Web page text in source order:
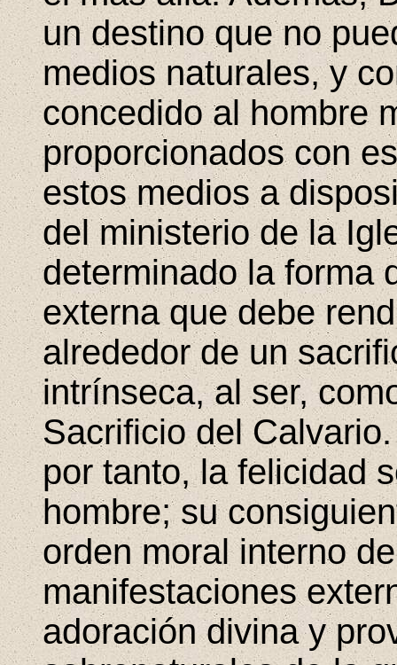
un destino que no
medios naturales, y
concedido al hombre
proporcionados con
estos medios a
del ministerio de la
determinado la forma
externa que debe
alrededor de un
intrínseca, al ser,
Sacrificio del
por tanto, la felicidad
hombre; su
orden moral interno
manifestaciones
adoración divina y